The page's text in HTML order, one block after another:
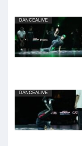
DANCEALIVE
DANCEALIVE